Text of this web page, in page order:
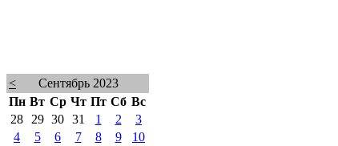
<
Сентябрь 2023
Пн Вт Ср Чт Пт Сб Вс
28
29 30 31 1 2
3
4
5 6 7 8 9
10